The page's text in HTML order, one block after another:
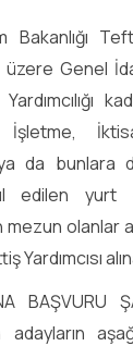
Genel
İşletme,
da bunlara
edilen yurt
olanlar
BAŞVURU